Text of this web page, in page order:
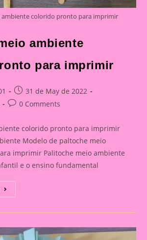
ambiente colorido pronto para imprimir
ambiente
para imprimir
Post
published:
31 de May de 2022
Post0 Comments
colorido pronto para imprimir
Modelo de paltoche meio
imprimir Palitoche meio ambiente
e o ensino fundamental
Palitoche
Meio
Colorido
Imprimir